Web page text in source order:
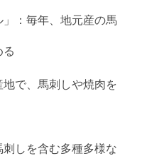
：毎年、地元産の馬
る
で、馬刺しや焼肉を
しを含む多種多様な